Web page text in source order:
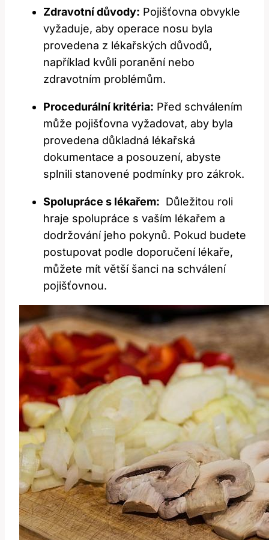
Zdravotní důvody: ​Pojišťovna obvykle
vyžaduje, ‌aby operace nosu byla
‌provedena z ​lékařských důvodů,
například kvůli​ poranění nebo
zdravotním problémům.
Procedurální ‌kritéria: Před schválením
může⁤ pojišťovna​ vyžadovat, aby ​byla
provedena důkladná lékařská
dokumentace a posouzení, abyste
⁢splnili stanovené podmínky pro zákrok.
Spolupráce s lékařem: ⁣ Důležitou ‍roli‌
hraje spolupráce‌ s⁢ vaším lékařem⁢ a
dodržování jeho pokynů.⁣ Pokud budete
postupovat podle​ doporučení ‌lékaře,
můžete‍ mít ⁤větší⁢ šanci na schválení
pojišťovnou.